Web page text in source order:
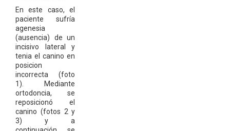
En este caso, el
paciente sufría
agenesia
(ausencia) de un
incisivo lateral y
tenia el canino en
posicion
incorrecta (foto
1). Mediante
ortodoncia, se
reposicionó el
canino (fotos 2 y
3) y a